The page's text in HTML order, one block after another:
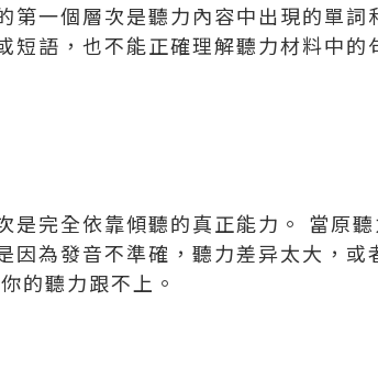
第一個層次是聽力內容中出現的單
短語，也不能正確理解聽力材料中
是完全依靠傾聽的真正能力。 當原
因為發音不準確，聽力差异太大，
的聽力跟不上。